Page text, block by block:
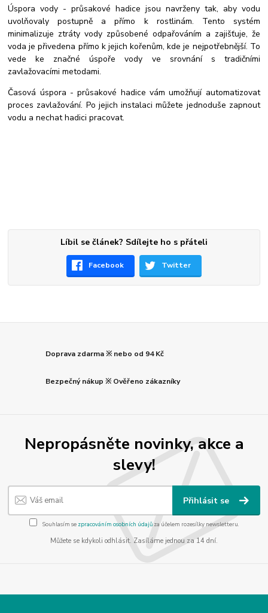
Úspora vody -průsakové hadice jsou navrženy tak, aby vodu
uvolňovaly postupně a přímo k rostlinám. Tento systém
minimalizuje ztráty vody způsobené odpařováním a zajišťuje, že
voda je přivedena přímo k jejich kořenům, kde je nejpotřebnější. To
vede ke značné úspoře vody ve srovnání s tradičními
zavlažovacími metodami.
Časová úspora - průsakové hadice vám umožňují automatizovat
proces zavlažování. Po jejich instalaci můžete jednoduše zapnout
vodu a nechat hadici pracovat.
Líbil se článek? Sdílejte ho s přáteli
Facebook Twitter
Doprava zdarma ※ nebo od 94 Kč
Bezpečný nákup ※ Ověřeno zákazníky
Nepropásněte novinky, akce a
slevy!
Přihlásit se
Souhlasím se zpracováním osobních údajůza účelem rozesílky newsletteru.
Můžete se kdykoli odhlásit. Zasíláme jednou za 14 dní.